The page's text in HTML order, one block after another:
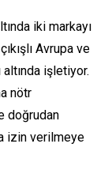
iki markayı
Avrupa ve
işletiyor.
nötr
doğrudan
izin verilmeye